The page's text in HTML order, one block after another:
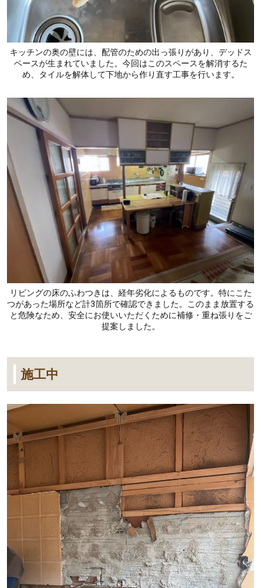
キッチンの奥の壁には、配管のための出っ張りがあり、デッドス
ペースが生まれていました。今回はこのスペースを解消するた
め、タイルを解体して下地から作り直す工事を行います。
リビングの床のふわつきは、経年劣化によるものです。特にこた
つがあった場所など計3箇所で確認できました。このまま放置する
と危険なため、安全にお使いいただくために補修・重ね張りをご
提案しました。
施工中